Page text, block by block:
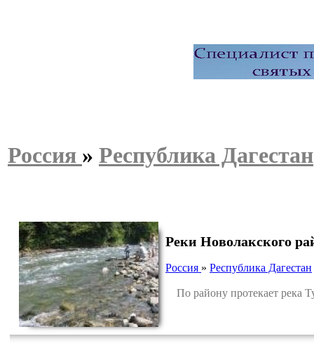
Россия » Республика Дагестан
Реки Новолакского
Россия »Республика Дагестан
По району протекает река